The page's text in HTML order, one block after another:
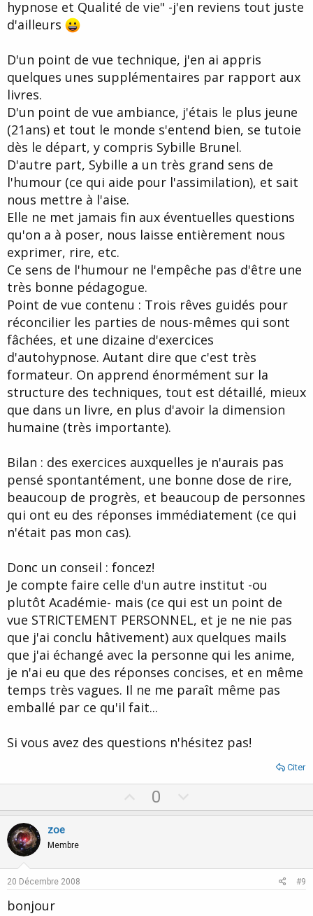
hypnose et Qualité de vie" -j'en reviens tout juste
d'ailleurs
D'un point de vue technique, j'en ai appris
quelques unes supplémentaires par rapport aux
livres.
D'un point de vue ambiance, j'étais le plus jeune
(21ans) et tout le monde s'entend bien, se tutoie
dès le départ, y compris Sybille Brunel.
D'autre part, Sybille a un très grand sens de
l'humour (ce qui aide pour l'assimilation), et sait
nous mettre à l'aise.
Elle ne met jamais fin aux éventuelles questions
qu'on a à poser, nous laisse entièrement nous
exprimer, rire, etc.
Ce sens de l'humour ne l'empêche pas d'être une
très bonne pédagogue.
Point de vue contenu : Trois rêves guidés pour
réconcilier les parties de nous-mêmes qui sont
fâchées, et une dizaine d'exercices
d'autohypnose. Autant dire que c'est très
formateur. On apprend énormément sur la
structure des techniques, tout est détaillé, mieux
que dans un livre, en plus d'avoir la dimension
humaine (très importante).
Bilan : des exercices auxquelles je n'aurais pas
pensé spontantément, une bonne dose de rire,
beaucoup de progrès, et beaucoup de personnes
qui ont eu des réponses immédiatement (ce qui
n'était pas mon cas).
Donc un conseil : foncez!
Je compte faire celle d'un autre institut -ou
plutôt Académie- mais (ce qui est un point de
vue STRICTEMENT PERSONNEL, et je ne nie pas
que j'ai conclu hâtivement) aux quelques mails
que j'ai échangé avec la personne qui les anime,
je n'ai eu que des réponses concises, et en même
temps très vagues. Il ne me paraît même pas
emballé par ce qu'il fait...
Si vous avez des questions n'hésitez pas!
Citer
p
t
0
o
v
zoe
Membre
20 Décembre 2008 #9
bonjour